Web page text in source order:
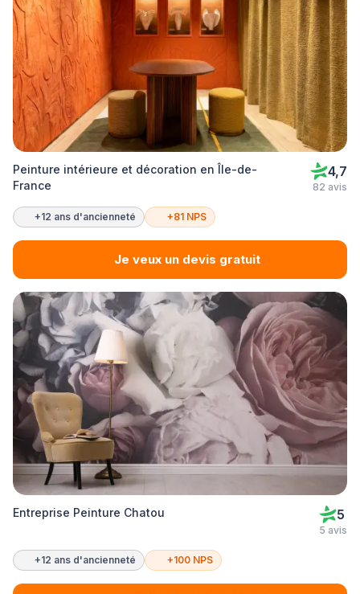
Peinture intérieure et décoration en Île-de-
France
4,7
82 avis
+12 ans d'ancienneté +81 NPS
Je veux un devis gratuit
Entreprise Peinture Chatou 5
5 avis
+12 ans d'ancienneté +100 NPS